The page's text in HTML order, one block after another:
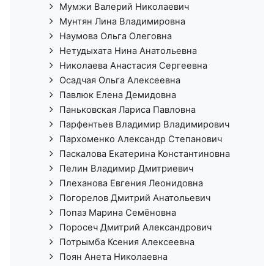
Мумжи Валерий Николаевич
Мунтян Лина Владимировна
Наумова Ольга Олеговна
Нетудыхата Нина Анатольевна
Николаева Анастасия Сергеевна
Осадчая Ольга Алексеевна
Павлюк Елена Демидовна
Паньковская Лариса Павловна
Парфентьев Владимир Владимирович
Пархоменко Александр Степанович
Паскалова Екатерина Константиновна
Пелин Владимир Дмитриевич
Плеханова Евгения Леонидовна
Погорелов Дмитрий Анатольевич
Попаз Марина Семёновна
Поросеч Дмитрий Александрович
Потрымба Ксения Алексеевна
Поян Анета Николаевна